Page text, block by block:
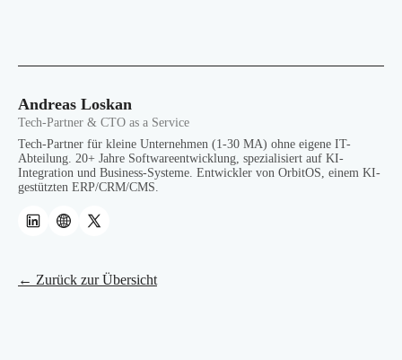
Andreas Loskan
Tech-Partner & CTO as a Service
Tech-Partner für kleine Unternehmen (1-30 MA) ohne eigene IT-
Abteilung. 20+ Jahre Softwareentwicklung, spezialisiert auf KI-
Integration und Business-Systeme. Entwickler von OrbitOS, einem KI-
gestützten ERP/CRM/CMS.
← Zurück zur Übersicht